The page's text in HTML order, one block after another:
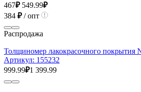
467₽ 549.99₽
384 ₽/ опт
Распродажа
Толщиномер лакокрасочного покрытия
Артикул: 155232
999.99₽1 399.99